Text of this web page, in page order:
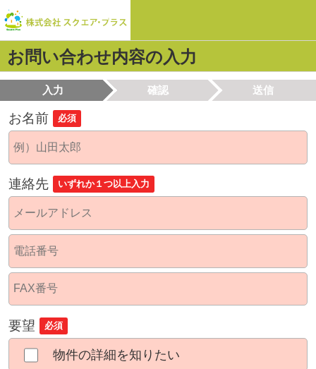
お問い合わせ内容の入力
入力 確認 送信
お名前 必須
連絡先 いずれか１つ以上入力
要望 必須
物件の詳細を知りたい